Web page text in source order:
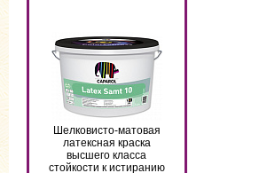
Шелковисто-матовая
латексная краска
высшего класса
стойкости к истиранию